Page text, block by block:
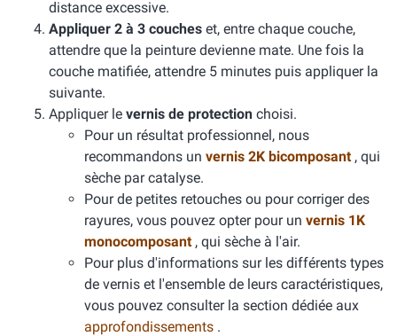
distance excessive.
Appliquer 2 à 3 couches et, entre chaque couche,
attendre que la peinture devienne mate. Une fois la
couche matifiée, attendre 5 minutes puis appliquer la
suivante.
Appliquer le vernis de protection choisi.
Pour un résultat professionnel, nous
recommandons un vernis 2K bicomposant , qui
sèche par catalyse.
Pour de petites retouches ou pour corriger des
rayures, vous pouvez opter pour un vernis 1K
monocomposant , qui sèche à l'air.
Pour plus d'informations sur les différents types
de vernis et l'ensemble de leurs caractéristiques,
vous pouvez consulter la section dédiée aux
approfondissements .